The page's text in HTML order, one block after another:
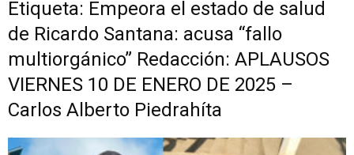
Etiqueta: Empeora el estado de salud
de Ricardo Santana: acusa “fallo
multiorgánico” Redacción: APLAUSOS
VIERNES 10 DE ENERO DE 2025 –
Carlos Alberto Piedrahíta